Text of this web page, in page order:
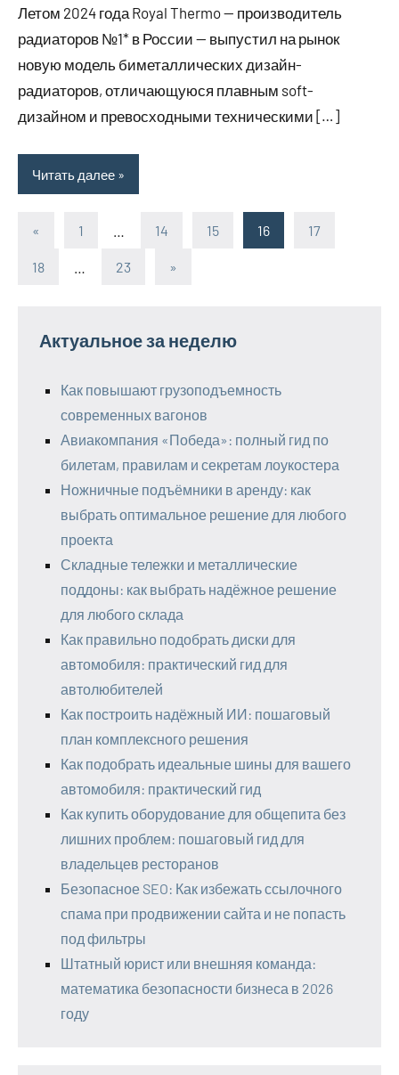
2024
Летом 2024 года Royal Thermo — производитель
радиаторов №1* в России — выпустил на рынок
новую модель биметаллических дизайн-
радиаторов, отличающуюся плавным soft-
дизайном и превосходными техническими […]
Читать далее
«
Предыдущие
1 14 15 16 17
18 23
Следующие
»
Актуальное за неделю
Как повышают грузоподъемность
современных вагонов
Авиакомпания «Победа»: полный гид по
билетам, правилам и секретам лоукостера
Ножничные подъёмники в аренду: как
выбрать оптимальное решение для любого
проекта
Складные тележки и металлические
поддоны: как выбрать надёжное решение
для любого склада
Как правильно подобрать диски для
автомобиля: практический гид для
автолюбителей
Как построить надёжный ИИ: пошаговый
план комплексного решения
Как подобрать идеальные шины для вашего
автомобиля: практический гид
Как купить оборудование для общепита без
лишних проблем: пошаговый гид для
владельцев ресторанов
Безопасное SEO: Как избежать ссылочного
спама при продвижении сайта и не попасть
под фильтры
Штатный юрист или внешняя команда:
математика безопасности бизнеса в 2026
году